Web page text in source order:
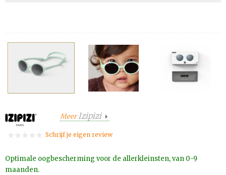
Meer Izipizi
Schrijf je eigen review
Optimale oogbescherming voor de allerkleinsten, van 0-9
maanden.